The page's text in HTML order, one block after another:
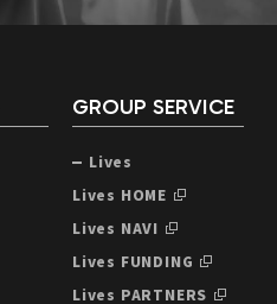
GROUP SERVICE
Lives
Lives HOME
Lives NAVI
Lives FUNDING
Lives PARTNERS